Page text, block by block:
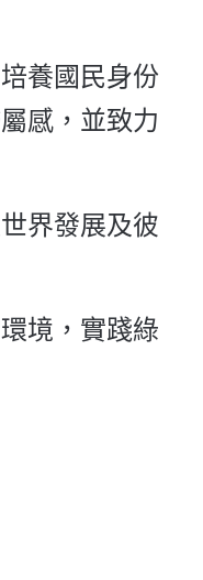
養國民身份
感，並致力
界發展及彼
境，實踐綠